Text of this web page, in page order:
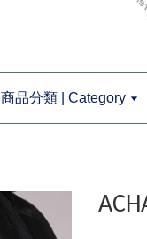
商品分類 | Category